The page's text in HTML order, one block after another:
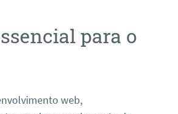
para o
web,